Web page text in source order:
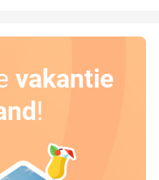
vakantie
!